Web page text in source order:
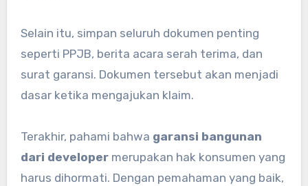
Selain itu, simpan seluruh dokumen penting
seperti PPJB, berita acara serah terima, dan
surat garansi. Dokumen tersebut akan menjadi
dasar ketika mengajukan klaim.
Terakhir, pahami bahwa garansi bangunan
dari developermerupakan hak konsumen yang
harus dihormati. Dengan pemahaman yang baik,